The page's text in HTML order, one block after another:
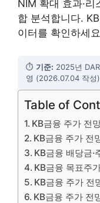
NIM 확대 효과·리
합 분석합니다.
이터를 확인하세
⏱ 기준: 2025년
영 (2026.07.04 작성)
Table of
KB금융 주가 전
KB금융 주가
KB금융 배당금
KB금융 목표주
KB금융 주가
KB금융 주가 전